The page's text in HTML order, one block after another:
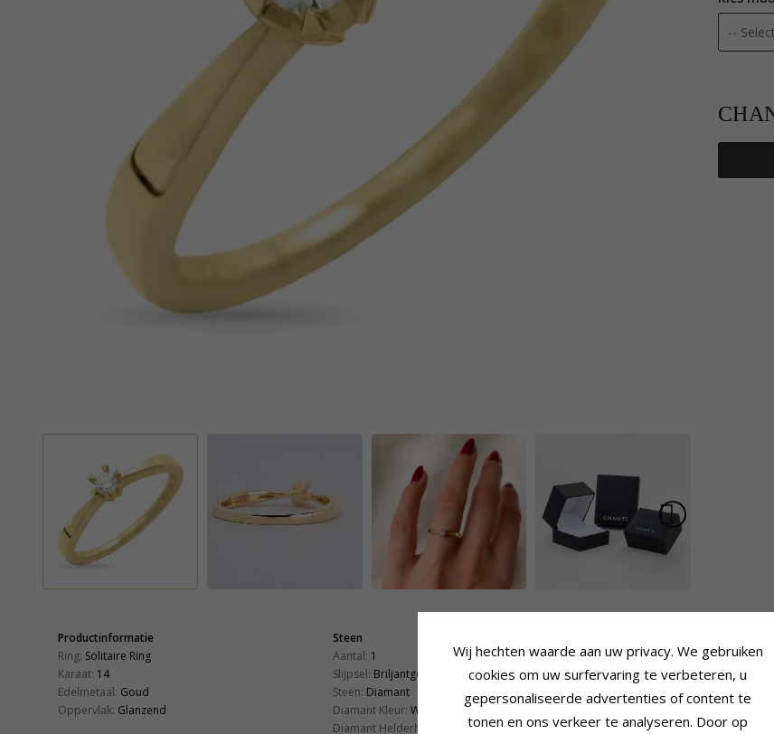
Productinformatie
Ring: Solitaire Ring
Karaat: 14
Edelmetaal: Goud
Oppervlak: Glanzend
Steen
Aantal: 1
Slijpsel: Briljantgeslepen
Steen: Diamant
Diamant Kleur: Wesselton
Diamant Helderheid:
Breedte Bovenkant:1,5 mm
Breedte Onderkant:1,5 mm
Dikte Bovenkant:
2,5 mm
Wij hechten waarde aan uw privacy. We gebruiken
cookies om uw surfervaring te verbeteren, u
gepersonaliseerde advertenties of content te
tonen en ons verkeer te analyseren. Door op